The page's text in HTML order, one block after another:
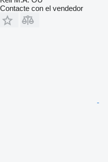
Contacte con el vendedor